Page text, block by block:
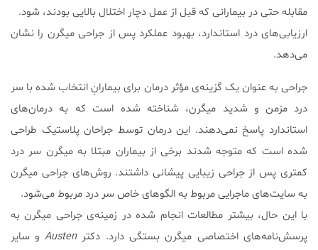
مقابله حتی در بیمارانی که قبل از عمل دچار اختلال بالایی بودند، شود.
ارزیابی‌های درد استاندارد، بهبود عملکرد پس از جراحی میگرن را نشان
می‌دهد.
جراحی به عنوان یک گزینه‌ی مؤثر درمان برای بیمارانِ انتخاب شده با سر
درد مزمن و شدید میگرن، شناخته شده است که به درمان‌های
استاندارد پاسخ نمی‌دهند. این درمان توسط جراحان پلاستیک طراحی
شده است که متوجه شدند برخی از بیماران مبتلا به میگرن سر درد
کمتری پس از جراحی زیبایی پیشانی داشتند. روش‌های جراحی میگرن
به سایت‌های ماجرایی مربوط به الگوهای خاص سر درد مربوط می‌شود.
با این حال، بیشتر مطالعات انجام شده در زمینه‌ی جراحی میگرن به
پرسش‌نامه‌های اختصاصی میگرن بستگی دارد. دکترAusten و سایر